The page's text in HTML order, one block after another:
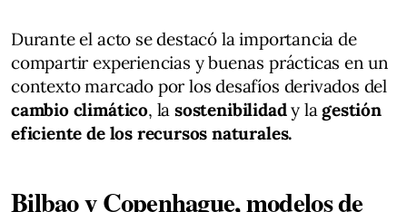
Durante el acto se destacó la importancia de
compartir experiencias y buenas prácticas en un
contexto marcado por los desafíos derivados del
cambio climático, lasostenibilidady la gestión
eficiente de los recursos naturales.
Bilbao y Copenhague, modelos de